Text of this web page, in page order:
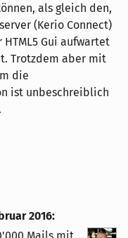
als gleich den,
(Kerio Connect)
Gui aufwartet
Trotzdem aber mit
die
ist unbeschreiblich
2016: